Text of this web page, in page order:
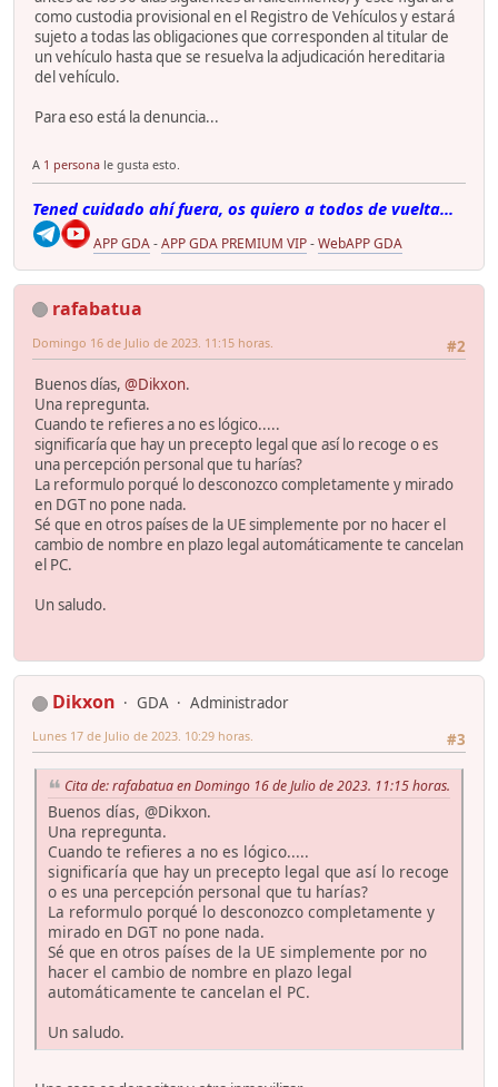
como custodia provisional en el Registro de Vehículos y estará
sujeto a todas las obligaciones que corresponden al titular de
un vehículo hasta que se resuelva la adjudicación hereditaria
del vehículo.
Para eso está la denuncia...
A 1 persona le gusta esto.
Tened cuidado ahí fuera, os quiero a todos de vuelta...
APP GDA-APP GDA PREMIUM VIP-WebAPP GDA
rafabatua
#2
Domingo 16 de Julio de 2023. 11:15 horas.
Buenos días, @Dikxon.
Una repregunta.
Cuando te refieres a no es lógico.....
significaría que hay un precepto legal que así lo recoge o es
una percepción personal que tu harías?
La reformulo porqué lo desconozco completamente y mirado
en DGT no pone nada.
Sé que en otros países de la UE simplemente por no hacer el
cambio de nombre en plazo legal automáticamente te cancelan
el PC.
Un saludo.
Dikxon GDA
Administrador
#3
Lunes 17 de Julio de 2023. 10:29 horas.
Cita de: rafabatua en Domingo 16 de Julio de 2023. 11:15 horas.
Buenos días, @Dikxon.
Una repregunta.
Cuando te refieres a no es lógico.....
significaría que hay un precepto legal que así lo recoge
o es una percepción personal que tu harías?
La reformulo porqué lo desconozco completamente y
mirado en DGT no pone nada.
Sé que en otros países de la UE simplemente por no
hacer el cambio de nombre en plazo legal
automáticamente te cancelan el PC.
Un saludo.